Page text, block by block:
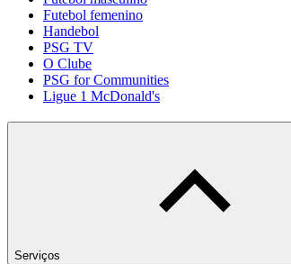
Futebol femenino
Handebol
PSG TV
O Clube
PSG for Communities
Ligue 1 McDonald's
Serviços